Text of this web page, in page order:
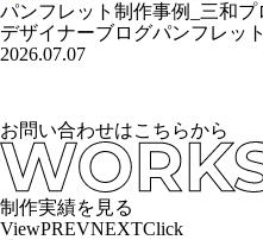
パンフレット制作事例_三和プ
デザイナーブログパンフレット
2026.07.07
お問い合わせはこちらから
制作実績を見る
ViewPREVNEXTClick